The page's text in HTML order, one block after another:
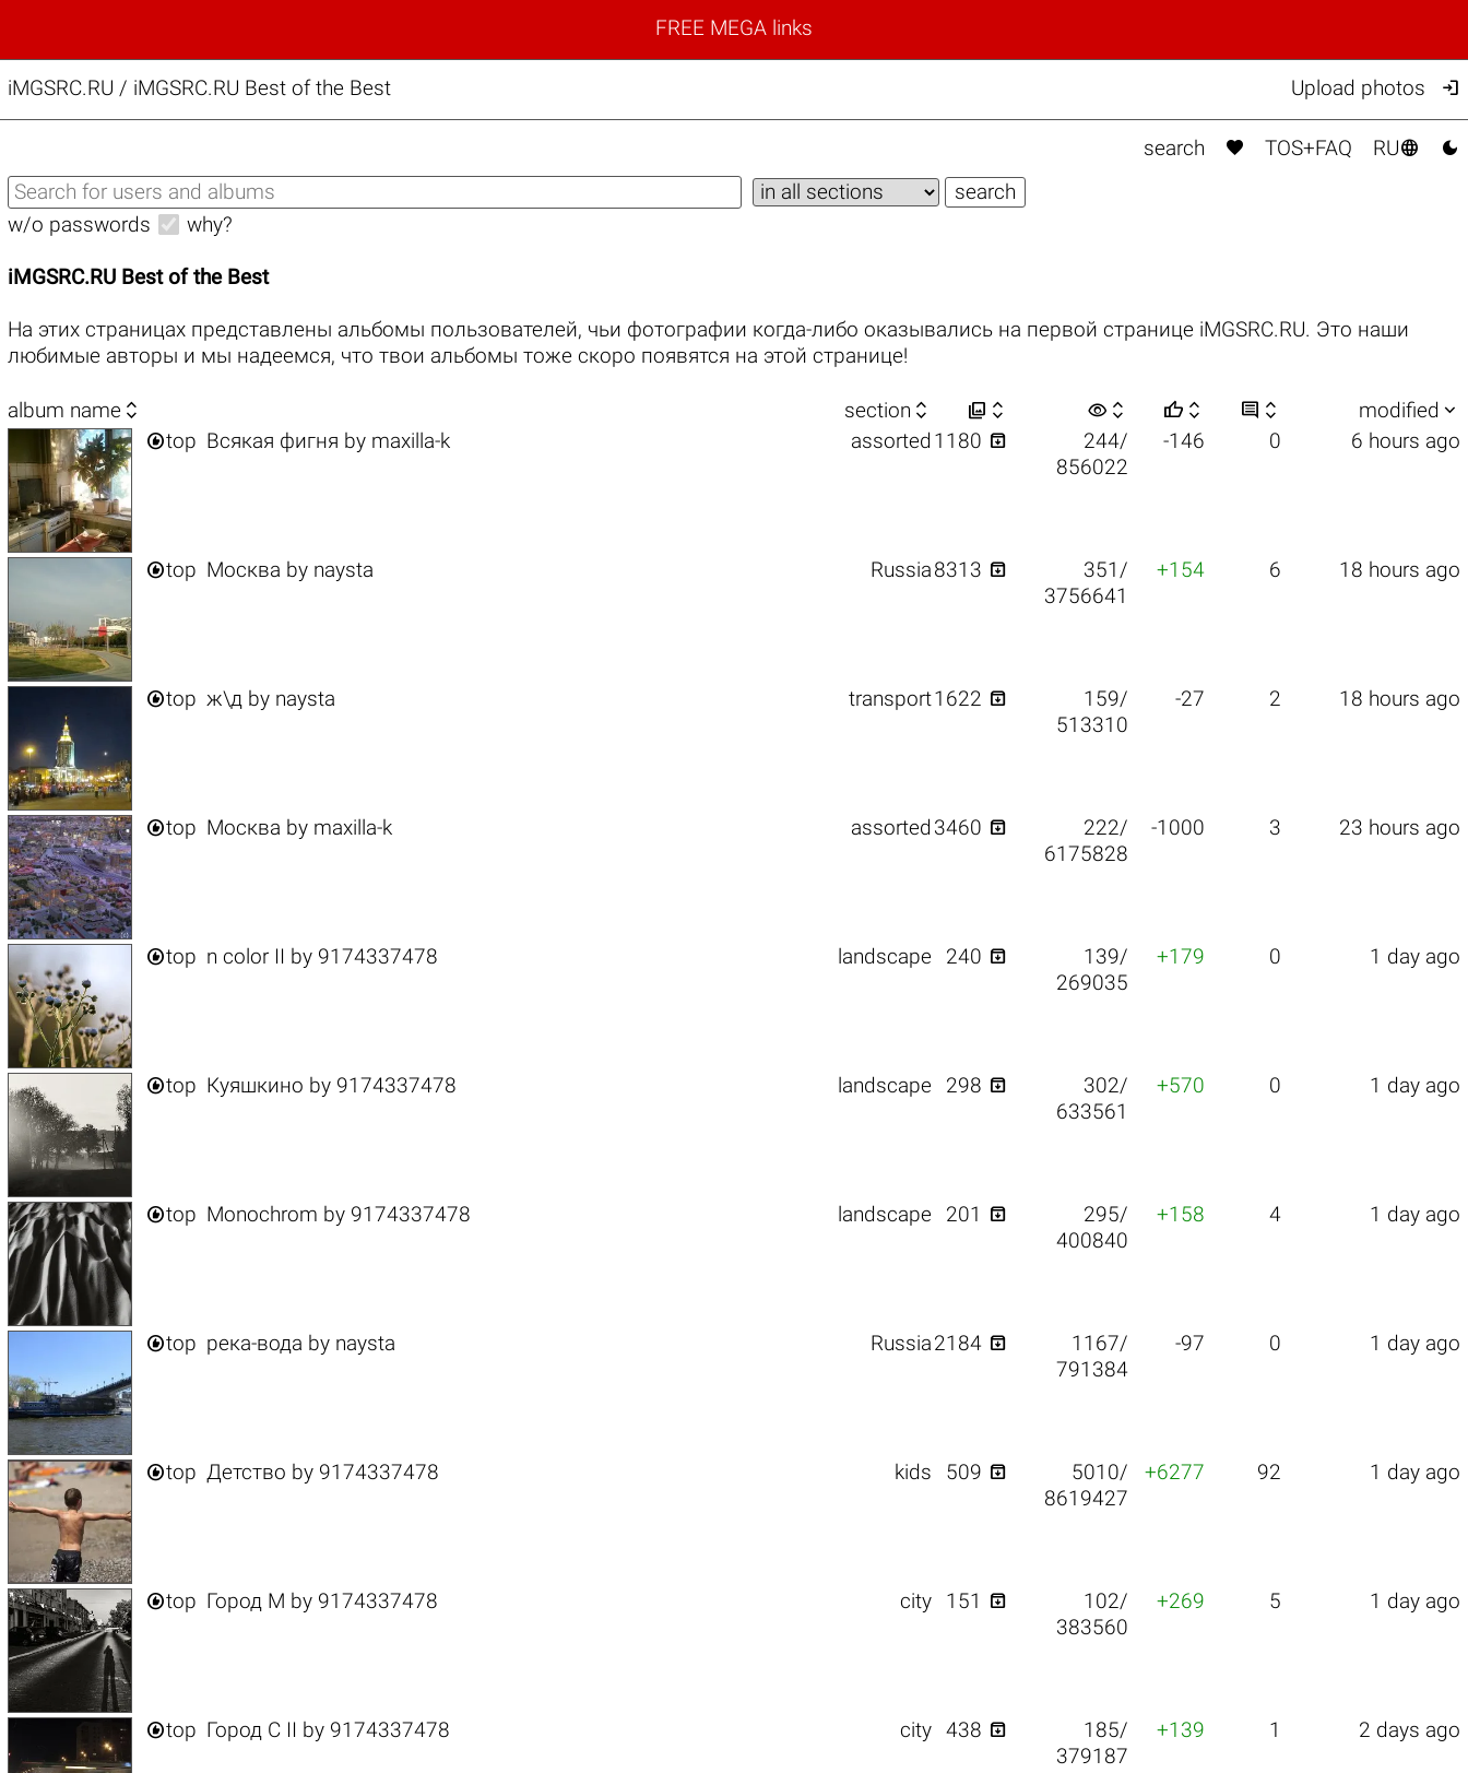
FREE MEGA links
iMGSRC.RU / iMGSRC.RU Best of the Best Upload photos 
search  TOS+FAQ RU 
w/o passwords why?
iMGSRC.RU Best of the Best
На этих страницах представлены альбомы пользователей, чьи фотографии когда-либо оказывались на первой странице iMGSRC.RU. Это наши
любимые авторы и мы надеемся, что твои альбомы тоже скоро появятся на этой странице!
album name  section    visibility      modified 
top Всякая фигня by maxilla-k assorted 1180 
244/
856022
-146 0 6 hours ago
top Москва by naysta Russia8313 
351/
3756641
+154 6 18 hours ago
top ж\д by naysta transport1622 
159/
513310
-27 2 18 hours ago
top Москва by maxilla-k assorted 3460 
222/
6175828
-1000 3 23 hours ago
top n color II by 9174337478 landscape 240 
139/
269035
+179 0 1 day ago
top Куяшкино by 9174337478 landscape 298 
302/
633561
+570 0 1 day ago
top Monochrom by 9174337478 landscape 201 
295/
400840
+158 4 1 day ago
top река-вода by naysta Russia2184 
1167/
791384
-97 0 1 day ago
top Детство by 9174337478 kids 509 
5010/
8619427
+6277 92 1 day ago
top Город M by 9174337478 city 151 
102/
383560
+269 5 1 day ago
top Город C II by 9174337478 city 438 
185/
379187
+139 1 2 days ago